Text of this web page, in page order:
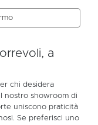
a
chi desidera
nostro showroom di
uniscono praticità
Se preferisci uno